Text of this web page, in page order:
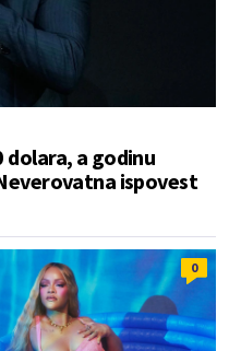
dolara, a godinu
ispovest
0